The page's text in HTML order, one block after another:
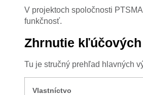
V projektoch spoločnosti
funkčnosť.
Zhrnutie
Tu je stručný prehľad hlavných
Vlastníctvo